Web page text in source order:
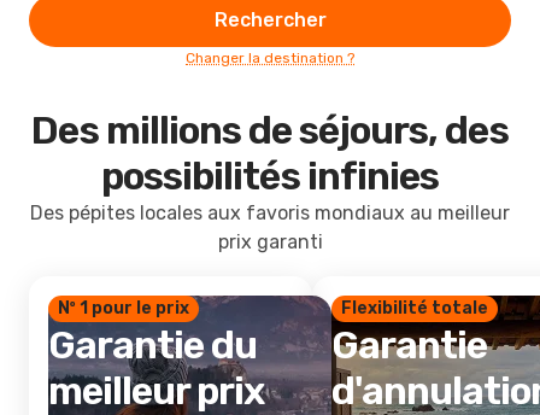
Rechercher
Changer la destination ?
Des millions de séjours, des
possibilités infinies
Des pépites locales aux favoris mondiaux au meilleur
prix garanti
Nº 1 pour le prix
Garantie du
meilleur prix
Flexibilité totale
Garantie